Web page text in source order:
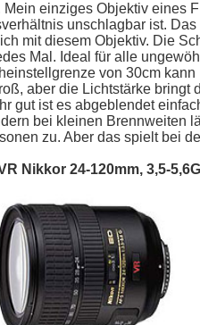
einziges Objektiv eines
unschlagbar ist.
mit diesem Objektiv. Die
Mal. Ideal für alle
von 30cm
aber die Lichtstärke bringt
gut ist es abgeblendet
bei kleinen Brennweiten
zu. Aber das spielt bei
Nikkor 24-120mm, 3,5-